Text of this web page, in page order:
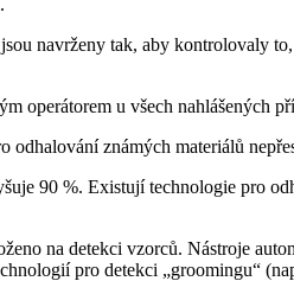
navrženy tak, aby kontrolovaly
operátorem u všech nahlášených
známých materiálů
90 %. Existují technologie pro
na detekci vzorců. Nástroje
pro detekci „groomingu“